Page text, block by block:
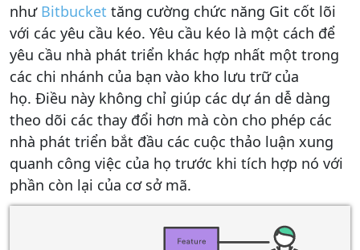
như Bitbucket tăng cường chức năng Git cốt lõi
với các yêu cầu kéo. Yêu cầu kéo là một cách để
yêu cầu nhà phát triển khác hợp nhất một trong
các chi nhánh của bạn vào kho lưu trữ của
họ. Điều này không chỉ giúp các dự án dễ dàng
theo dõi các thay đổi hơn mà còn cho phép các
nhà phát triển bắt đầu các cuộc thảo luận xung
quanh công việc của họ trước khi tích hợp nó với
phần còn lại của cơ sở mã.